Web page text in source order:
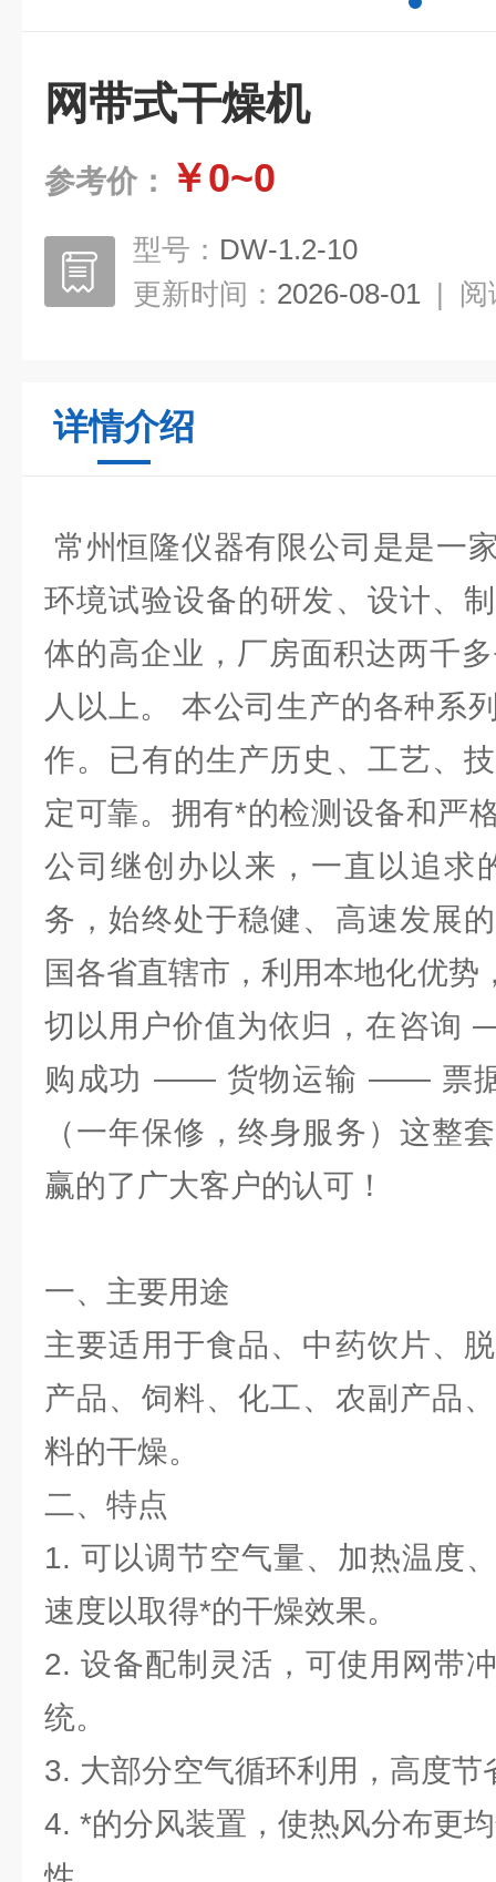
网带式干燥机
参考价： ￥0~0
型号： DW-1.2-10
更新时间： 2026-08-01 | 阅
详情介绍
常州恒隆仪器有限公司是是一
环境试验设备的研发、设计、
体的高企业，厂房面积达两千
人以上。 本公司生产的各种系
作。已有的生产历史、工艺、
定可靠。拥有*的检测设备和严
公司继创办以来，一直以追求
务，始终处于稳健、高速发展
国各省直辖市，利用本地化优势
切以用户价值为依归，在咨
购成功 —— 货物运输 —— 票
（一年保修，终身服务）这整
赢的了广大客户的认可！
一、主要用途
主要适用于食品、中药饮片、
产品、饲料、化工、农副产品
料的干燥。
二、特点
1. 可以调节空气量、加热温度
速度以取得*的干燥效果。
2. 设备配制灵活，可使用网带
统。
3. 大部分空气循环利用，高度节
4. *的分风装置，使热风分布更